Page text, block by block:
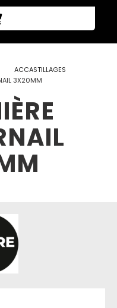
ACCASTILLAGES
3X20MM